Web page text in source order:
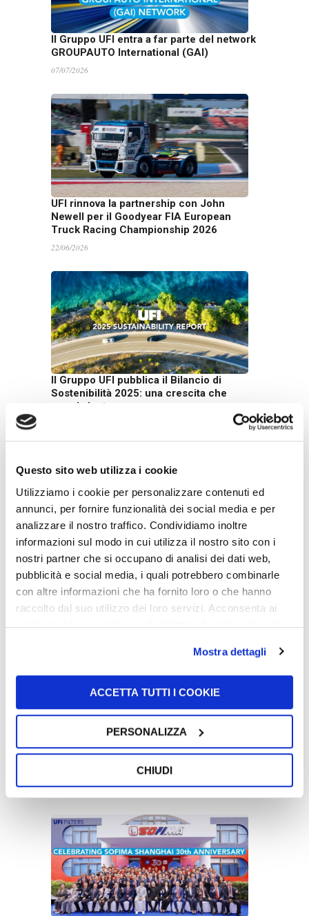
Questo sito web utilizza i cookie
Utilizziamo i cookie per personalizzare contenuti ed
annunci, per fornire funzionalità dei social media e per
analizzare il nostro traffico. Condividiamo inoltre
informazioni sul modo in cui utilizza il nostro sito con i
nostri partner che si occupano di analisi dei dati web,
pubblicità e social media, i quali potrebbero combinarle
con altre informazioni che ha fornito loro o che hanno
raccolto dal suo utilizzo dei loro servizi. Acconsenta ai
nostri cookie se continua ad utilizzare il nostro sito web.
Mostra dettagli
ACCETTA TUTTI I COOKIE
PERSONALIZZA
CHIUDI
Il Gruppo UFI entra a far parte del network
GROUPAUTO International (GAI)
07/07/2026
UFI rinnova la partnership con John
Newell per il Goodyear FIA European
Truck Racing Championship 2026
22/06/2026
Il Gruppo UFI pubblica il Bilancio di
Sostenibilità 2025: una crescita che
guarda lontano
UFI Filters sostiene Harry King nelle gare
di endurance internazionali in Europa e
negli Stati Uniti
Il nostro Presidente, Giorgio Girondi è
stato nominato Cavaliere del Lavoro dal
29/05/2026